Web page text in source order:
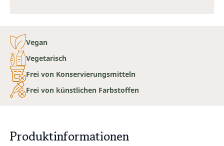
Vegan
Vegetarisch
Frei von Konservierungsmitteln
Frei von künstlichen Farbstoffen
Produktinformationen